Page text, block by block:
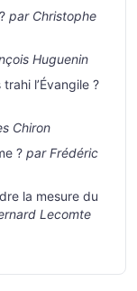
par Christophe
Huguenin
l’Évangile ?
Chiron
? par Frédéric
la mesure du
Lecomte